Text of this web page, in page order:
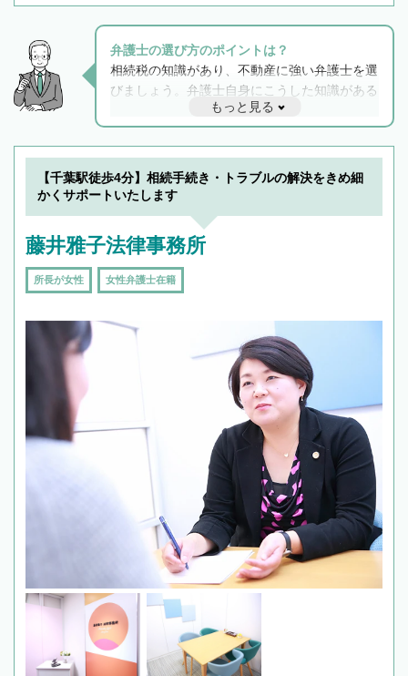
弁護士の選び方のポイントは？
相続税の知識があり、不動産に強い弁護士を選
びましょう。弁護士自身にこうした知識がある
と他士業との連携もスムーズに進み、トラブル
解決のみならず相続をトータルで任せることが
できます。また、相続は感情がからむ分野なの
でフィーリングも重要です。実際に電話や面談
で複数の弁護士と会話をしてウマが合う方に依
もっと見る
【千葉駅徒歩4分】相続手続き・トラブルの解決をきめ細
かくサポートいたします
藤井雅子法律事務所
所長が女性 女性弁護士在籍